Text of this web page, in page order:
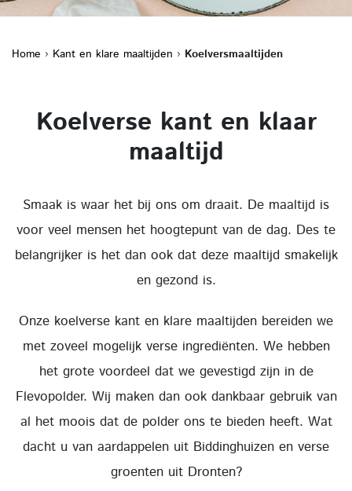
Home › Kant en klare maaltijden › Koelversmaaltijden
Koelverse kant en klaar
maaltijd
Smaak is waar het bij ons om draait. De maaltijd is
voor veel mensen het hoogtepunt van de dag. Des te
belangrijker is het dan ook dat deze maaltijd smakelijk
en gezond is.
Onze koelverse kant en klare maaltijden bereiden we
met zoveel mogelijk verse ingrediënten. We hebben
het grote voordeel dat we gevestigd zijn in de
Flevopolder. Wij maken dan ook dankbaar gebruik van
al het moois dat de polder ons te bieden heeft. Wat
dacht u van aardappelen uit Biddinghuizen en verse
groenten uit Dronten?